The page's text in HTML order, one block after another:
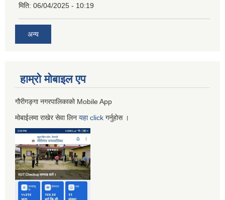
मिति: 06/04/2025 - 10:19
अन्य
हाम्रो माेबाइल एप
गौरीगङ्गा नगरपालिकाको Mobile App
मोबाईलमा राखेर सेवा लिन यहाclick गर्नुहाेस ।